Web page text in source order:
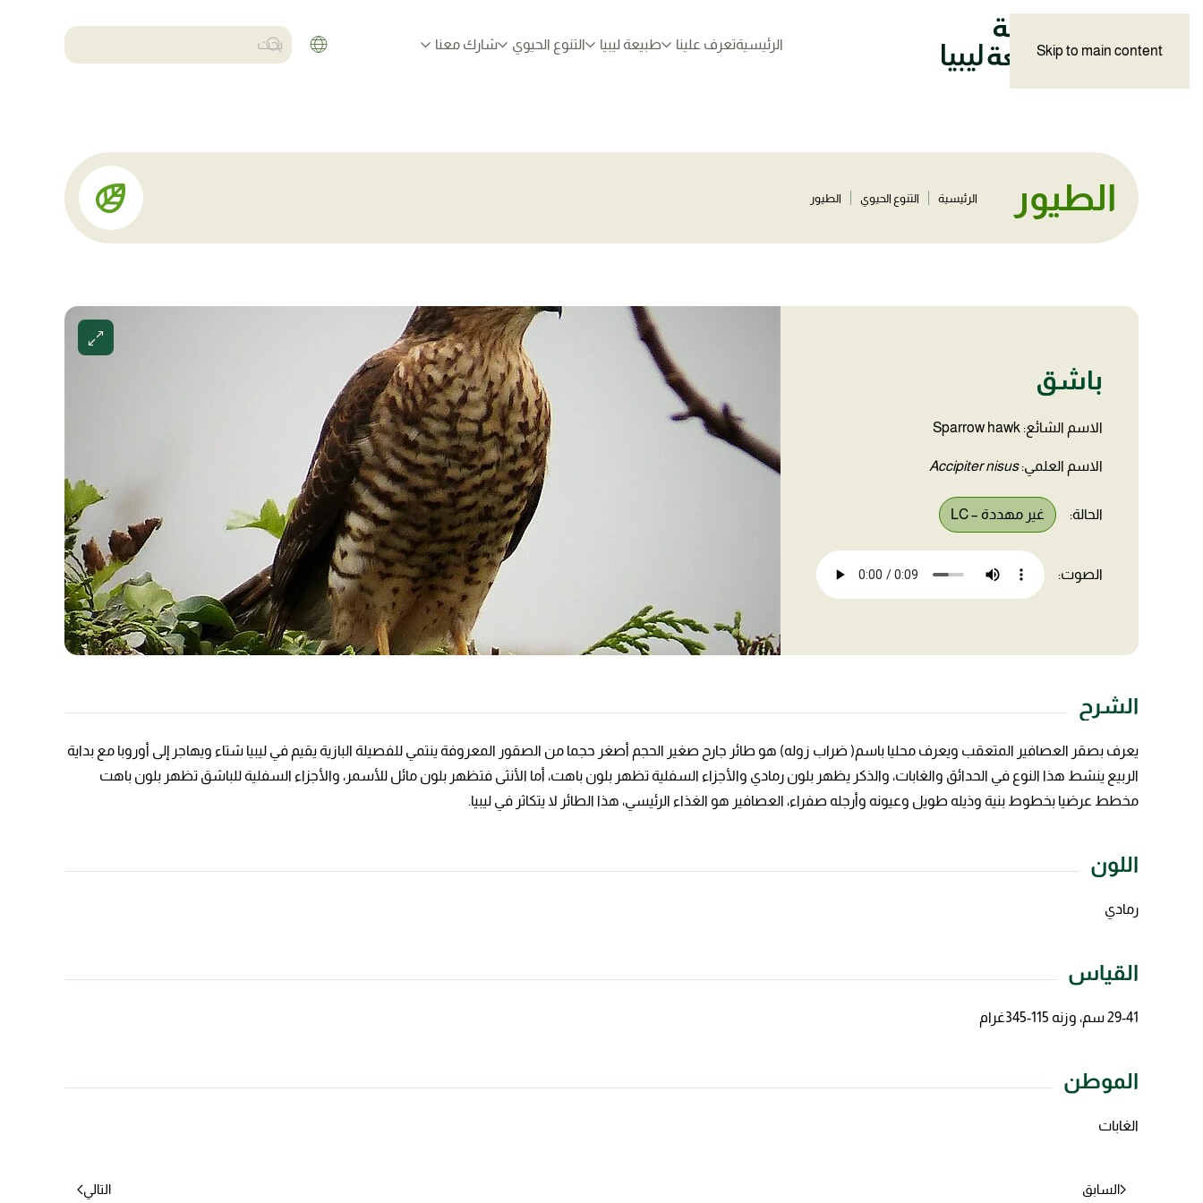
Skip to main content الرئيسيةتعرف علينا طبيعة ليبيا التنوع الحيوي شارك معنا
الطيور الرئيسية التنوع الحيوي الطيور
باشق
الاسم الشائع: Sparrow hawk
الاسم العلمي:Accipiter nisus
الحالة: غير مهددة – LC
الصوت:
الشرح
يعرف بصقر العصافير المتعقب ويعرف محليا باسم( ضراب زوله) هو طائر جارح صغير الحجم أصغر حجما من الصقور المعروفة ينتمي للفصيلة البازية يقيم في ليبيا شتاء ويهاجر إلى أوروبا مع بداية
الربيع ينشط هذا النوع في الحدائق والغابات، والذكر يظهر بلون رمادي والأجزاء السفلية تظهر بلون باهت، أما الأنثى فتظهر بلون مائل للأسمر، والأجزاء السفلية للباشق تظهر بلون باهت
مخطط عرضيا بخطوط بنية وذيله طويل وعيونه وأرجله صفراء، العصافير هو الغذاء الرئيسي، هذا الطائر لا يتكاثر في ليبيا.
اللون
رمادي
القياس
29-41 سم، وزنه 115-345غرام
الموطن
الغابات
السابق التالي